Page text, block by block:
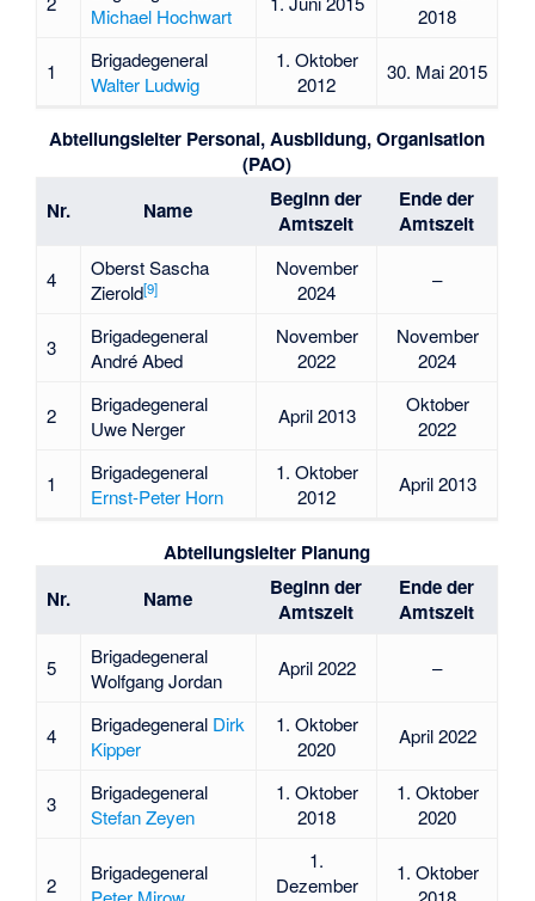
Michael Hochwart
2018
1
Brigadegeneral
Walter Ludwig
1. Oktober
2012
30. Mai 2015
Abteilungsleiter Personal, Ausbildung, Organisation
(PAO)
Nr.
Name
Beginn der
Amtszeit
Ende der
Amtszeit
4
Oberst Sascha
Zierold[9]
November
2024
–
3
Brigadegeneral
André Abed
November
2022
November
2024
2
Brigadegeneral
Uwe Nerger
April 2013
Oktober
2022
1
Brigadegeneral
Ernst-Peter Horn
1. Oktober
2012
April 2013
Abteilungsleiter Planung
Nr.
Name
Beginn der
Amtszeit
Ende der
Amtszeit
5
Brigadegeneral
Wolfgang Jordan
April 2022 –
4 Brigadegeneral Dirk
Kipper
1. Oktober
2020
April 2022
3
Brigadegeneral
Stefan Zeyen
1. Oktober
2018
1. Oktober
2020
2
Brigadegeneral
1.
Dezember
1. Oktober